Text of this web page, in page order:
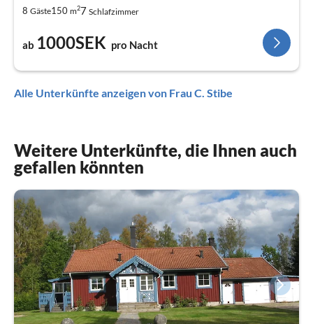
8 Gäste150 m27 Schlafzimmer
ab 1000SEK pro Nacht
Alle Unterkünfte anzeigen von Frau C. Stibe
Weitere Unterkünfte, die Ihnen auch
gefallen könnten